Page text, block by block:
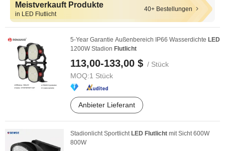
Meistverkauft Produkte
in LED Flutlicht
40+ Bestellungen
5-Year Garantie Außenbereich IP66 Wasserdichte LED
1200W Stadion Flutlicht
113,00-133,00 $ / Stück
MOQ:1 Stück
Anbieter Lieferant
Stadionlicht Sportlicht LED Flutlicht mit Sicht 600W
800W